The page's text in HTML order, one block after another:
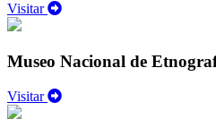
Visitar
Museo Nacional de
Visitar